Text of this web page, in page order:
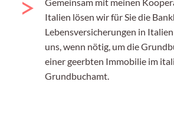
Gemeinsam mit meinen
Italien lösen wir für Sie die
Lebensversicherungen in
uns, wenn nötig, um die
einer geerbten Immobilie im
Grundbuchamt.